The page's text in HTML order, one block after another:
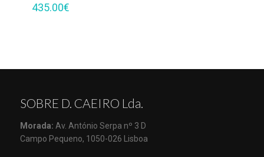
435.00€
SOBRE D. CAEIRO Lda.
Morada: Av. António Serpa nº 3 D
Campo Pequeno, 1050-026 Lisboa